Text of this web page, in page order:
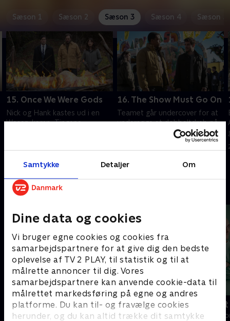
Samtykke Detaljer Om
Dine data og cookies
Vi bruger egne cookies og cookies fra
samarbejdspartnere for at give dig den bedste
oplevelse af TV 2 PLAY, til statistik og til at
målrette annoncer til dig. Vores
samarbejdspartnere kan anvende cookie-data til
målrettet markedsføring på egne og andres
platforme. Du kan til- og fravælge cookies
herunder, og du kan altid trække dit samtykke
Sæson 1 Sæson 2 Sæson 3 Sæson 4 Sæson 5
15. Once We Were Gods
Nick og Hank kastes ud i en
Wesen-kamp. Tingene
16. The Show Must Go On
Teamet går undercover for at
undersøge et dobbeltdrab på
et omrejsende karneval.
Andre så også
Happy fucking Pride
Drama • 1 sæsoner
Fake Patient
Drama • 1